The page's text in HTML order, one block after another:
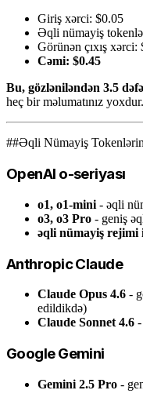
Giriş xərci: $0.05
Əqli nümayiş
Görünən çıxış xərci:
Cəmi: $0.45
Bu, gözləniləndən 3.5
heç bir məlumatınız yoxdur.
##Əqli Nümayiş
OpenAI o-seriyası
o1, o1-mini - əqli
o3, o3 Pro - geniş
əqli nümayiş rejimi
Anthropic Claude
Claude Opus 4.6 -
edildikdə)
Claude Sonnet 4.6
Google Gemini
Gemini 2.5 Pro -